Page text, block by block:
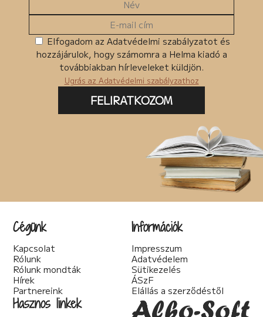
Elfogadom az Adatvédelmi szabályzatot és
hozzájárulok, hogy számomra a Helma kiadó a
továbbiakban hírleveleket küldjön.
Ugrás az Adatvédelmi szabályzathoz
FELIRATKOZOM
Cégünk
Kapcsolat
Rólunk
Rólunk mondták
Hírek
Partnereink
Információk
Impresszum
Adatvédelem
Sütikezelés
ÁSzF
Elállás a szerződéstől
Hasznos linkek